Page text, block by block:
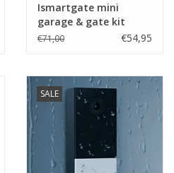
Ismartgate mini
garage & gate kit
€71,00 €54,95
SALE